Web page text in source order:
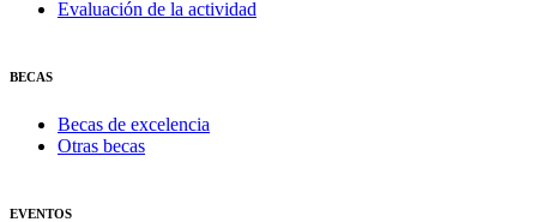
Evaluación de la actividad
BECAS
Becas de excelencia
Otras becas
EVENTOS